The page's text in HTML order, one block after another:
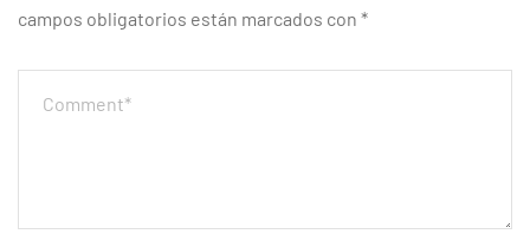
campos obligatorios están marcados con *